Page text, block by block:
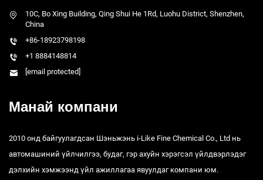
10C, Bo Xing Building, Qing Shui He 1Rd, Luohu District, Shenzhen,
China
+86-18923798198
+1 8884148814
[email protected]
Манай компани
2010 онд байгуулагдсан Шэньжэнь i-Like Fine Chemical Co., Ltd нь
автомашиний үйлчилгээ, будаг, гэр ахуйн хэрэгсэл үйлдвэрлэдэг
дэлхийн хэмжээнд үйл ажиллагаа явуулдаг компани юм.